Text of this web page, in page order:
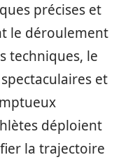
précises et
le déroulement
techniques, le
et
déploient
la trajectoire